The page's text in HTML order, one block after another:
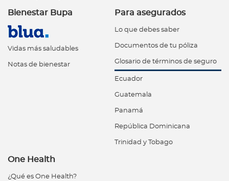
Bienestar Bupa
Vidas más saludables
Notas de bienestar
Para asegurados
Lo que debes saber
Documentos de tu póliza
Glosario de términos de seguro
Ecuador
Guatemala
Panamá
República Dominicana
Trinidad y Tobago
One Health
¿Qué es One Health?